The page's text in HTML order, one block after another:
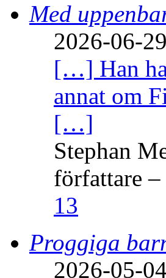
Med
2026-06-
[…] Han
annat om
[…]
Stephan
författare
13
Proggiga
2026-05-